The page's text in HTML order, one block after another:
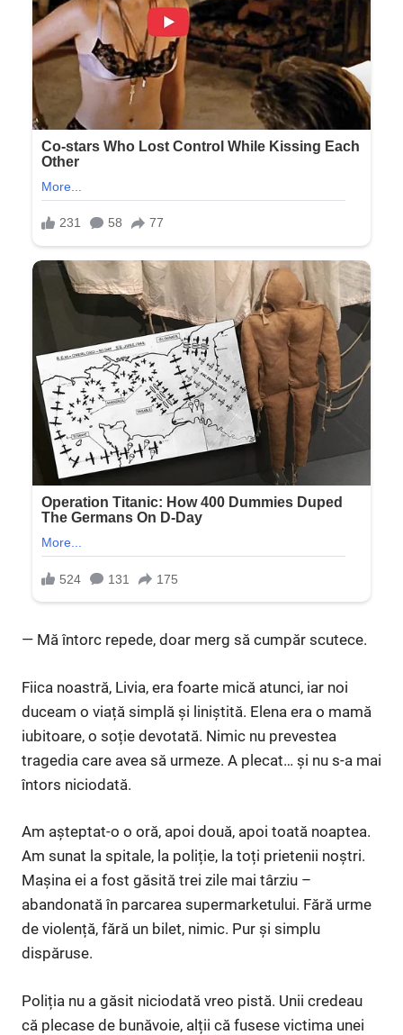
— Mă întorc repede, doar merg să cumpăr scutece.
Fiica noastră, Livia, era foarte mică atunci, iar noi
duceam o viață simplă și liniștită. Elena era o mamă
iubitoare, o soție devotată. Nimic nu prevestea
tragedia care avea să urmeze. A plecat… și nu s-a mai
întors niciodată.
Am așteptat-o o oră, apoi două, apoi toată noaptea.
Am sunat la spitale, la poliție, la toți prietenii noștri.
Mașina ei a fost găsită trei zile mai târziu –
abandonată în parcarea supermarketului. Fără urme
de violență, fără un bilet, nimic. Pur și simplu
dispăruse.
Poliția nu a găsit niciodată vreo pistă. Unii credeau
că plecase de bunăvoie, alții că fusese victima unei